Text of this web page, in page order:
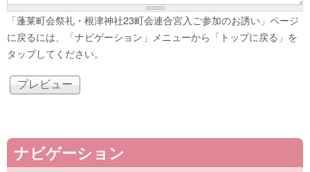
「蓬莱町会祭礼・根津神社23町会連合宮入ご参加のお誘い」ページ
に戻るには、「ナビゲーション」メニューから「トップに戻る」を
タップしてください。
ナビゲーション